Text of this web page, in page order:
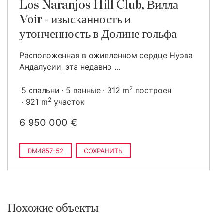
Los Naranjos Hill Club, Вилла
Voir - изысканность и
утонченность в Долине гольфа
Расположенная в оживленном сердце Нуэва
Андалусии, эта недавно ...
5 спальни 5 ванные 312 m2 построен
921 m2 участок
6 950 000 €
DM4857-52 СОХРАНИТЬ
Похожие объекты